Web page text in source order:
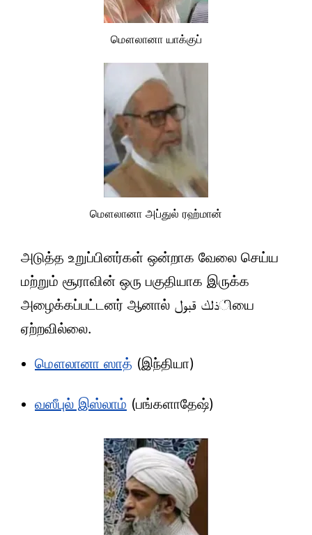
மௌலானா யாக்குப்
மௌலானா அப்துல் ரஹ்மான்
அடுத்த உறுப்பினர்கள் ஒன்றாக வேலை செய்ய
மற்றும் சூராவின் ஒரு பகுதியாக இருக்க
அழைக்கப்பட்டனர் ஆனால் ذلك قبولியை
ஏற்றவில்லை.
மௌலானா ஸாத் (இந்தியா)
வஸீபுல் இஸ்லாம் (பங்களாதேஷ்)